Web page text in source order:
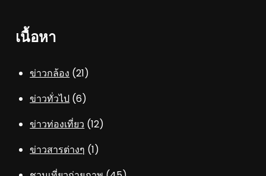
เนื้อหา
ข่าวกล้อง (21)
ข่าวทั่วไป (6)
ข่าวท่องเที่ยว (12)
ข่าวสารต่างๆ (1)